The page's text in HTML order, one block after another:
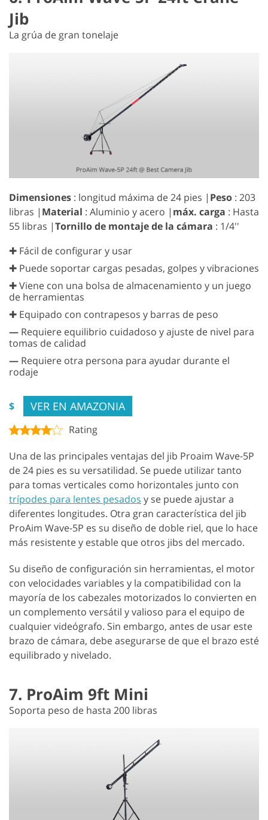
Jib
La grúa de gran tonelaje
Dimensiones : longitud máxima de 24 pies | Peso : ‎203
libras | Material : Aluminio y acero | máx. carga : Hasta
55 libras |Tornillo de montaje de la cámara : 1/4''
✚ Fácil de configurar y usar
✚ Puede soportar cargas pesadas, golpes y vibraciones
✚ Viene con una bolsa de almacenamiento y un juego
de herramientas
✚ Equipado con contrapesos y barras de peso
— Requiere equilibrio cuidadoso y ajuste de nivel para
tomas de calidad
— Requiere otra persona para ayudar durante el
rodaje
$ VER EN AMAZONIA
Rating
Una de las principales ventajas del jib Proaim Wave-5P
de 24 pies es su versatilidad. Se puede utilizar tanto
para tomas verticales como horizontales junto con
trípodes para lentes pesados y se puede ajustar a
diferentes longitudes. Otra gran característica del jib
ProAim Wave-5P es su diseño de doble riel, que lo hace
más resistente y estable que otros jibs del mercado.
Su diseño de configuración sin herramientas, el motor
con velocidades variables y la compatibilidad con la
mayoría de los cabezales motorizados lo convierten en
un complemento versátil y valioso para el equipo de
cualquier videógrafo. Sin embargo, antes de usar este
brazo de cámara, debe asegurarse de que el brazo esté
equilibrado y nivelado.
7. ProAim 9ft Mini
Soporta peso de hasta 200 libras